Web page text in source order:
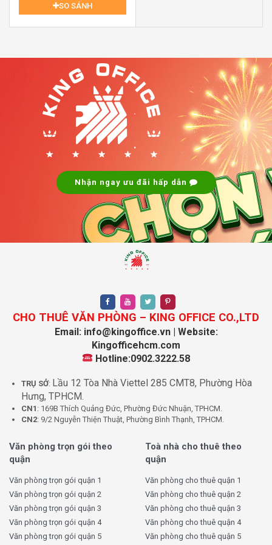
Văn phòng tòa nhà Sadoreal Building – 10 Lương Định
Của, Phường An Khánh, Quận 2
2. Thiết kế tòa nhà Sadoreal Building
Sadoreal Building sở hữu thiết kế hiện đại nhưng vẫn tối
giản, mang lại không gian làm việc thoáng đãng và năng
động. Tòa nhà lấy tông màu trắng làm chủ đạo, kết hợp
với hệ thống cửa kính xanh dọc theo các tầng lầu, vừa
đảm bảo thẩm mỹ lại vừa tận dụng tối đa ánh sáng tự
nhiên – một yếu tố quan trọng trong việc tăng hiệu suất
và cảm hứng làm việc.
Trần văn phòng được thiết kế cao, hệ thống đèn LED tiết
kiệm điện lắp đặt khắp các tầng, mang lại ánh sáng
nữ riêng biệt, sạch sẽ, tiện nghi. Đặc biệt, sàn văn phòng
được hoàn thiện sẵn sàng để khách thuê có thể setup
nội thất mà không cần cải tạo nhiều.
Thang máy tòa nhà Sadoreal Building – 10 Lương Định
Của, Phường An Khánh, Quận 2
Không gian mặt tiền tòa nhà rộng, sang trọng, thuận lợi
cho các doanh nghiệp đặt bảng hiệu thương hiệu hoặc
SO SÁNH
.
.
Nhận ngay ưu đãi hấp dẫn
CHO THUÊ VĂN PHÒNG – KING OFFICE CO.,LTD
Email: info@kingoffice.vn | Website:
Kingofficehcm.com
Hotline:0902.3222.58
TRỤ SỞ: Lầu 12 Tòa Nhà Viettel 285 CMT8, Phường Hòa
Hưng, TPHCM.
CN1 : 169B Thích Quảng Đức, Phường Đức Nhuận, TPHCM.
CN2: 9/2 Nguyễn Thiện Thuật, Phường Bình Thạnh, TPHCM.
Văn phòng trọn gói theo
quận
Văn phòng trọn gói quận 1
Văn phòng trọn gói quận 2
Văn phòng trọn gói quận 3
Văn phòng trọn gói quận 4
Văn phòng trọn gói quận 5
Toà nhà cho thuê theo
quận
Văn phòng cho thuê quận 1
Văn phòng cho thuê quận 2
Văn phòng cho thuê quận 3
Văn phòng cho thuê quận 4
Văn phòng cho thuê quận 5